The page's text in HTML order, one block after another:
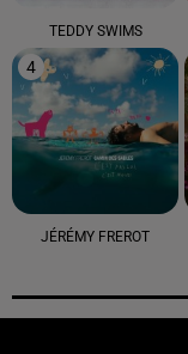
TEDDY SWIMS
4
JÉRÉMY FREROT